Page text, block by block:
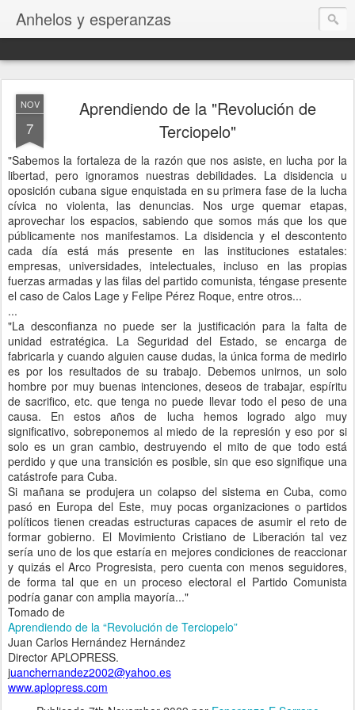
Anhelos y esperanzas
NOV
7
Aprendiendo de la "Revolución de
Terciopelo"
"Sabemos la fortaleza de la razón que nos asiste, en lucha por la
libertad, pero ignoramos nuestras debilidades. La disidencia u
oposición cubana sigue enquistada en su primera fase de la lucha
cívica no violenta, las denuncias. Nos urge quemar etapas,
aprovechar los espacios, sabiendo que somos más que los que
públicamente nos manifestamos. La disidencia y el descontento
cada día está más presente en las instituciones estatales:
empresas, universidades, intelectuales, incluso en las propias
fuerzas armadas y las filas del partido comunista, téngase presente
el caso de Calos Lage y Felipe Pérez Roque, entre otros...
...
"La desconfianza no puede ser la justificación para la falta de
unidad estratégica. La Seguridad del Estado, se encarga de
fabricarla y cuando alguien cause dudas, la única forma de medirlo
es por los resultados de su trabajo. Debemos unirnos, un solo
hombre por muy buenas intenciones, deseos de trabajar, espíritu
de sacrifico, etc. que tenga no puede llevar todo el peso de una
causa. En estos años de lucha hemos logrado algo muy
significativo, sobreponemos al miedo de la represión y eso por si
solo es un gran cambio, destruyendo el mito de que todo está
perdido y que una transición es posible, sin que eso signifique una
catástrofe para Cuba.
Si mañana se produjera un colapso del sistema en Cuba, como
pasó en Europa del Este, muy pocas organizaciones o partidos
políticos tienen creadas estructuras capaces de asumir el reto de
formar gobierno. El Movimiento Cristiano de Liberación tal vez
sería uno de los que estaría en mejores condiciones de reaccionar
y quizás el Arco Progresista, pero cuenta con menos seguidores,
de forma tal que en un proceso electoral el Partido Comunista
podría ganar con amplia mayoría..."
Tomado de
Aprendiendo de la “Revolución de Terciopelo”
Juan Carlos Hernández Hernández
Director APLOPRESS.
juanchernandez2002@yahoo.es
www.aplopress.com